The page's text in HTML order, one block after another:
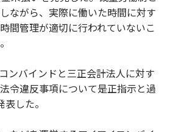
ながら、実際に働いた時間に対す
間管理が適切に行われていないこ
ンバインドと三正会計法人に対す
令違反事項について是正指示と過
した。